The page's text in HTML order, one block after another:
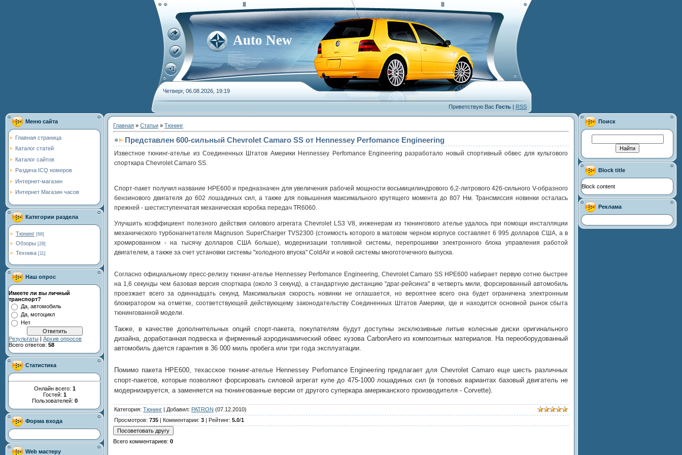
Auto New
Четверг, 06.08.2026, 19:19
Приветствую Вас Гость | RSS
Меню сайта
Главная страница
Каталог статей
Каталог сайтов
Раздача ICQ номеров
Интернет-магазин
Интернет Магазин часов
Категории раздела
Тюнинг [68]
Обзоры [28]
Техника [11]
Наш опрос
Имеете ли вы личный
транспорт?
Да, автомобиль
Да, мотоцикл
Нет
Результаты | Архив опросов
Всего ответов: 58
Статистика
Онлайн всего: 1
Гостей: 1
Пользователей: 0
Форма входа
Web мастеру
Главная » Статьи » Тюнинг
Представлен 600-сильный Chevrolet Camaro SS от Hennessey Perfomance Engineering
Известное тюнинг-ателье из Соединенных Штатов Америки Hennessey Perfomance Engineering разработало новый спортивный обвес для культового
спорткара Chevrolet Camaro SS.
Спорт-пакет получил название HPE600 и предназначен для увеличения рабочей мощности восьмицилиндрового 6,2-литрового 426-сильного V-образного
бензинового двигателя до 602 лошадиных сил, а также для повышения максимального крутящего момента до 807 Нм. Трансмиссия новинки осталась
прежней - шестиступенчатая механическая коробка передач TR6060.
Улучшить коэффициент полезного действия силового агрегата Chevrolet LS3 V8, инженерам из тюнингового ателье удалось при помощи инсталляции
механического турбонагнетателя Magnuson SuperCharger TVS2300 (стоимость которого в матовом черном корпусе составляет 6 995 долларов США, а в
хромированном - на тысячу долларов США больше), модернизации топливной системы, перепрошивки электронного блока управления работой
двигателем, а также за счет установки системы "холодного впуска" ColdAir и новой системы многоточечного выпуска.
Согласно официальному пресс-релизу тюнинг-ателье Hennessey Perfomance Engineering, Chevrolet Camaro SS HPE600 набирает первую сотню быстрее
на 1,6 секунды чем базовая версия спорткара (около 3 секунд), а стандартную дистанцию "драг-рейсинга" в четверть мили, форсированный автомобиль
проезжает всего за одиннадцать секунд. Максимальная скорость новинки не оглашается, но вероятнее всего она будет ограничена электронным
блокиратором на отметке, соответствующей действующему законодательству Соединенных Штатов Америки, где и находится основной рынок сбыта
тюнингованной модели.
Также, в качестве дополнительных опций спорт-пакета, покупателям будут доступны эксклюзивные литые колесные диски оригинального
дизайна, доработанная подвеска и фирменный аэродинамический обвес кузова CarbonAero из композитных материалов. На переоборудованный
автомобиль дается гарантия в 36 000 миль пробега или три года эксплуатации.
Помимо пакета HPE600, техасское тюнинг-ателье Hennessey Perfomance Engineering предлагает для Chevrolet Camaro еще шесть различных
спорт-пакетов, которые позволяют форсировать силовой агрегат купе до 475-1000 лошадиных сил (в топовых вариантах базовый двигатель не
модернизируется, а заменяется на тюнингованные версии от другого суперкара американского производителя - Corvette).
Категория: Тюнинг | Добавил: PATRON (07.12.2010)
Просмотров: 735 | Комментарии: 3 | Рейтинг: 5.0/1
Всего комментариев: 0
Поиск
Block title
Block content
Реклама